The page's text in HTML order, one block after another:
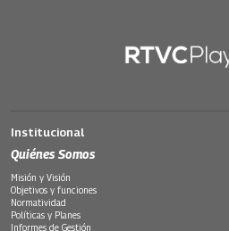
Institucional
Quiénes Somos
Misión y Visión
Objetivos y funciones
Normatividad
Políticas y Planes
Informes de Gestión